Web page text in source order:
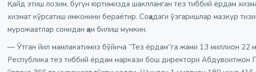
Қайд этиш лозим, бугун юртимизда шаклланган тез тиббий ёрдам
хизмат кўрсатиш имконини бераётир. Соҳадаги ўзгаришлар мазкур
мурожаатлар сонидан ҳам билиш мумкин.
— Ўтган йил мамлакатимиз бўйича “Тез ёрдам”га жами 13 миллион
Республика тез тиббий ёрдам маркази бош директори Абдувоитжон